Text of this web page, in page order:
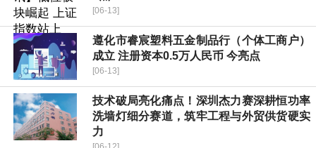
[06-13]
遵化市睿宸塑料五金制品行（个体工商户）
成立 注册资本0.5万人民币 今亮点
[06-13]
技术破局亮化痛点！深圳杰力赛深耕恒功率
洗墙灯细分赛道，筑牢工程与外贸供货硬实
力